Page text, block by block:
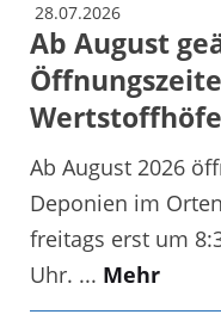
28.07.2026
Ab August
Ab August 2026
Deponien im
freitags erst um
Uhr. ... Mehr